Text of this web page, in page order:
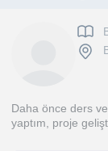
Daha önce ders
yaptım, proje